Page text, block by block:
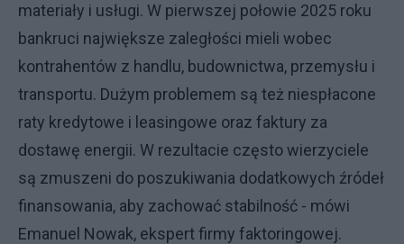
materiały i usługi. W pierwszej połowie 2025 roku
bankruci największe zaległości mieli wobec
kontrahentów z handlu, budownictwa, przemysłu i
transportu. Dużym problemem są też niespłacone
raty kredytowe i leasingowe oraz faktury za
dostawę energii. W rezultacie często wierzyciele
są zmuszeni do poszukiwania dodatkowych źródeł
finansowania, aby zachować stabilność - mówi
Emanuel Nowak, ekspert firmy faktoringowej.